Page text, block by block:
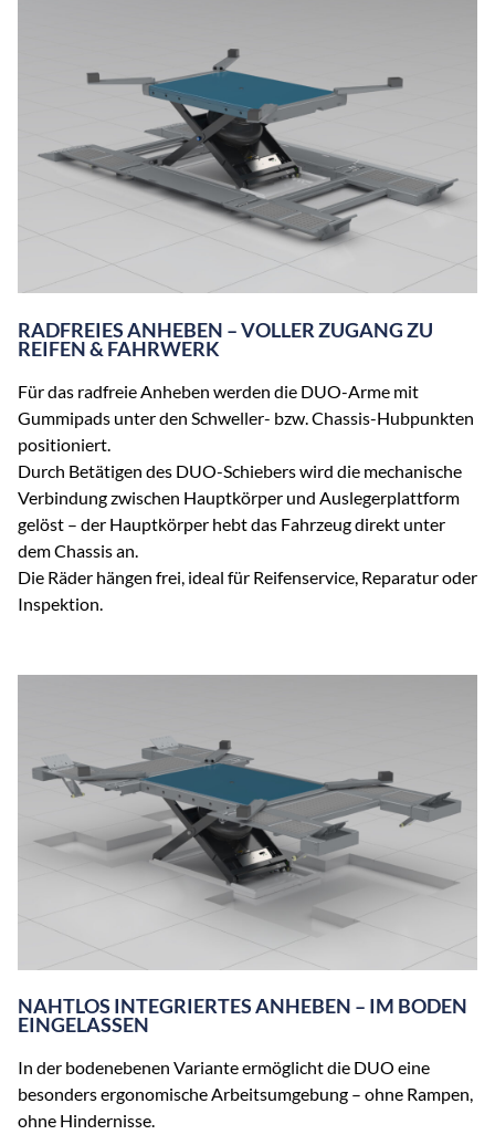
RADFREIES ANHEBEN – VOLLER ZUGANG ZU
REIFEN & FAHRWERK
Für das radfreie Anheben werden die DUO-Arme mit
Gummipads unter den Schweller- bzw. Chassis-Hubpunkten
positioniert.
Durch Betätigen des DUO-Schiebers wird die mechanische
Verbindung zwischen Hauptkörper und Auslegerplattform
gelöst – der Hauptkörper hebt das Fahrzeug direkt unter
dem Chassis an.
Die Räder hängen frei, ideal für Reifenservice, Reparatur oder
Inspektion.
NAHTLOS INTEGRIERTES ANHEBEN – IM BODEN
EINGELASSEN
In der bodenebenen Variante ermöglicht die DUO eine
besonders ergonomische Arbeitsumgebung – ohne Rampen,
ohne Hindernisse.